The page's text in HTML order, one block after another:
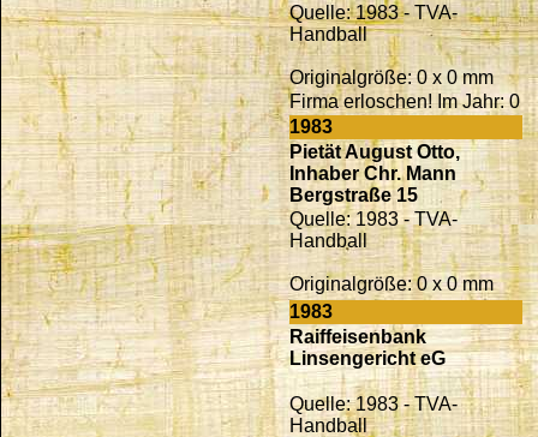
Quelle: 1983 - TVA-
Handball
Originalgröße: 0 x 0 mm
Firma erloschen! Im Jahr: 0
1983
Pietät August Otto,
Inhaber Chr. Mann
Bergstraße 15
Quelle: 1983 - TVA-
Handball
Originalgröße: 0 x 0 mm
1983
Raiffeisenbank
Linsengericht eG
Quelle: 1983 - TVA-
Handball